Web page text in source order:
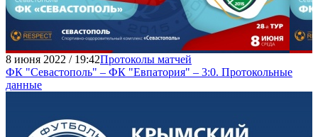
8 июня 2022 / 19:42Протоколы матчей
ФК "Севастополь" – ФК "Евпатория" – 3:0. Протокольные
данные